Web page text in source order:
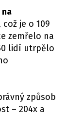
což je o 109
zemřelo na
lidí utrpělo
způsob
– 204x a